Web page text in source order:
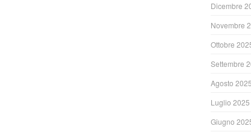
Dicembre
Novembre
Ottobre
Settembre
Agosto 2025
Luglio 2025
Giugno